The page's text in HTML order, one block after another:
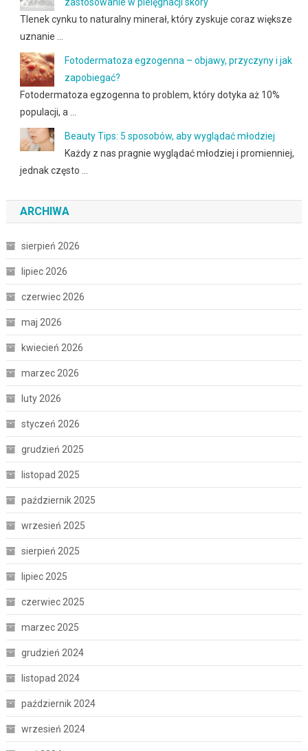
zastosowanie w pielęgnacji skóry
Tlenek cynku to naturalny minerał, który zyskuje coraz większe
uznanie …
Fotodermatoza egzogenna – objawy, przyczyny i jak
zapobiegać?
Fotodermatoza egzogenna to problem, który dotyka aż 10%
populacji, a …
Beauty Tips: 5 sposobów, aby wyglądać młodziej
Każdy z nas pragnie wyglądać młodziej i promienniej,
jednak często …
ARCHIWA
sierpień 2026
lipiec 2026
czerwiec 2026
maj 2026
kwiecień 2026
marzec 2026
luty 2026
styczeń 2026
grudzień 2025
listopad 2025
październik 2025
wrzesień 2025
sierpień 2025
lipiec 2025
czerwiec 2025
marzec 2025
grudzień 2024
listopad 2024
październik 2024
wrzesień 2024